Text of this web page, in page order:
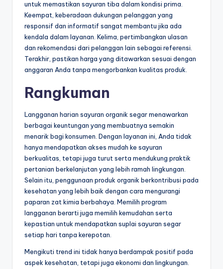
untuk memastikan sayuran tiba dalam kondisi prima.
Keempat, keberadaan dukungan pelanggan yang
responsif dan informatif sangat membantu jika ada
kendala dalam layanan. Kelima, pertimbangkan ulasan
dan rekomendasi dari pelanggan lain sebagai referensi.
Terakhir, pastikan harga yang ditawarkan sesuai dengan
anggaran Anda tanpa mengorbankan kualitas produk.
Rangkuman
Langganan harian sayuran organik segar menawarkan
berbagai keuntungan yang membuatnya semakin
menarik bagi konsumen. Dengan layanan ini, Anda tidak
hanya mendapatkan akses mudah ke sayuran
berkualitas, tetapi juga turut serta mendukung praktik
pertanian berkelanjutan yang lebih ramah lingkungan.
Selain itu, penggunaan produk organik berkontribusi pada
kesehatan yang lebih baik dengan cara mengurangi
paparan zat kimia berbahaya. Memilih program
langganan berarti juga memilih kemudahan serta
kepastian untuk mendapatkan suplai sayuran segar
setiap hari tanpa kerepotan.
Mengikuti trend ini tidak hanya berdampak positif pada
aspek kesehatan, tetapi juga ekonomi dan lingkungan.